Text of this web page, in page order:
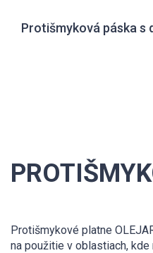
Protišmyková páska s
Protišmykové platne
na použitie v oblastiach,